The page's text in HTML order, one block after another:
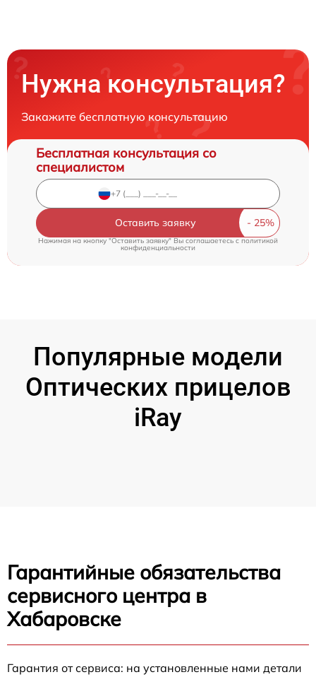
Нужна консультация?
Закажите бесплатную консультацию
Бесплатная консультация со
специалистом
Оставить заявку
Нажимая на кнопку "Оставить заявку" Вы соглашаетесь cполитикой
конфиденциальности
Популярные модели
Оптических прицелов
iRay
Гарантийные обязательства
сервисного центра в
Хабаровске
Гарантия от сервиса: на установленные нами детали